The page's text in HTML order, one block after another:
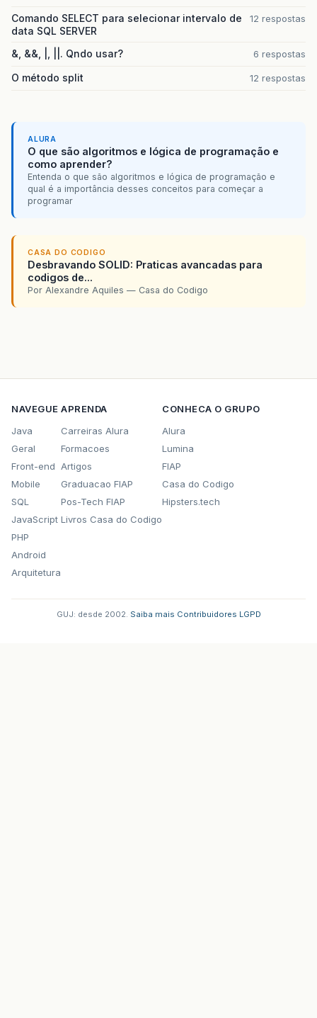
Comando SELECT para selecionar intervalo de
data SQL SERVER
12 respostas
&, &&, |, ||. Qndo usar? 6 respostas
O método split 12 respostas
ALURA
O que são algoritmos e lógica de programação e
como aprender?
Entenda o que são algoritmos e lógica de programação e
qual é a importância desses conceitos para começar a
programar
CASA DO CODIGO
Desbravando SOLID: Praticas avancadas para
codigos de...
Por Alexandre Aquiles — Casa do Codigo
NAVEGUE
Java
Geral
Front-end
Mobile
SQL
JavaScript
PHP
Android
Arquitetura
APRENDA
Carreiras Alura
Formacoes
Artigos
Graduacao FIAP
Pos-Tech FIAP
Livros Casa do Codigo
CONHECA O GRUPO
Alura
Lumina
FIAP
Casa do Codigo
Hipsters.tech
GUJ: desde 2002. Saiba mais Contribuidores LGPD